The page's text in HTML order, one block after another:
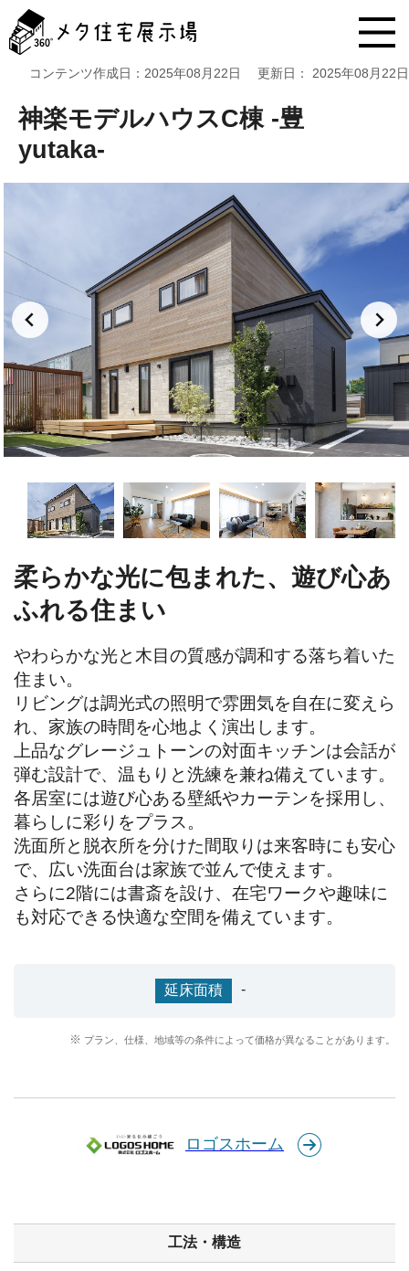
タ
住
テ
ス
ッ
プ
コンテンツ作成日： 2025年08月22日 更新日： 2025年08月22日
神楽モデルハウスC棟 -豊
yutaka-
柔らかな光に包まれた、遊び心あ
ふれる住まい
やわらかな光と木目の質感が調和する落ち着いた
住まい。
リビングは調光式の照明で雰囲気を自在に変えら
れ、家族の時間を心地よく演出します。
上品なグレージュトーンの対面キッチンは会話が
弾む設計で、温もりと洗練を兼ね備えています。
各居室には遊び心ある壁紙やカーテンを採用し、
暮らしに彩りをプラス。
洗面所と脱衣所を分けた間取りは来客時にも安心
で、広い洗面台は家族で並んで使えます。
さらに2階には書斎を設け、在宅ワークや趣味に
も対応できる快適な空間を備えています。
延床面積 -
プラン、仕様、地域等の条件によって価格が異なることがあります。
ロゴスホーム
工法・構造